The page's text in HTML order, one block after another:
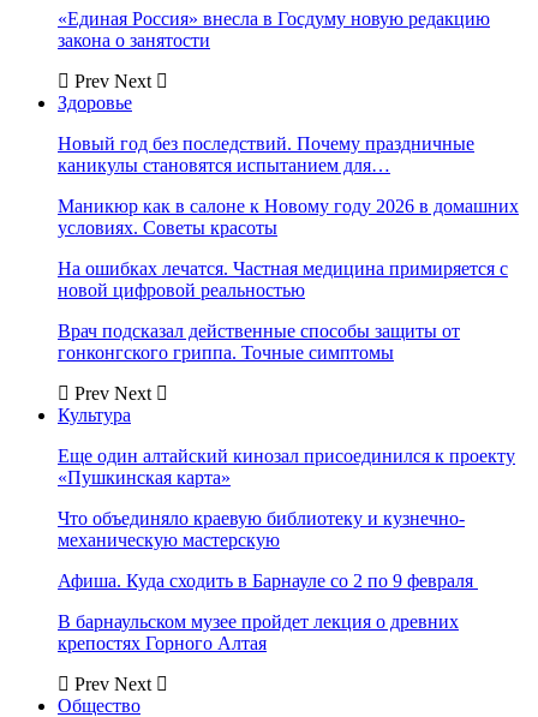
«Единая Россия» внесла в Госдуму новую редакцию
закона о занятости
Prev Next
Здоровье
Новый год без последствий. Почему праздничные
каникулы становятся испытанием для…
Маникюр как в салоне к Новому году 2026 в домашних
условиях. Советы красоты
На ошибках лечатся. Частная медицина примиряется с
новой цифровой реальностью
Врач подсказал действенные способы защиты от
гонконгского гриппа. Точные симптомы
Prev Next
Культура
Еще один алтайский кинозал присоединился к проекту
«Пушкинская карта»
Что объединяло краевую библиотеку и кузнечно-
механическую мастерскую
Афиша. Куда сходить в Барнауле со 2 по 9 февраля
В барнаульском музее пройдет лекция о древних
крепостях Горного Алтая
Prev Next
Общество